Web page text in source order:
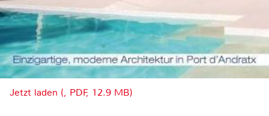
Jetzt laden (, PDF, 12.9 MB)